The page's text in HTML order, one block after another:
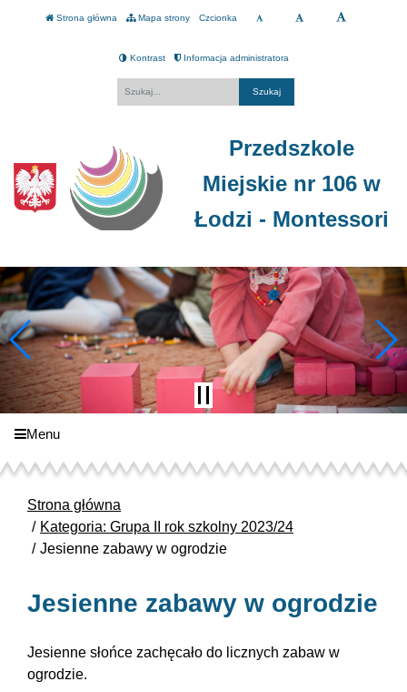
Strona główna Mapa strony Czcionka
Kontrast Informacja administratora
Przedszkole
Miejskie nr 106 w
Łodzi - Montessori
Menu
Strona główna
Kategoria: Grupa II rok szkolny 2023/24
Jesienne zabawy w ogrodzie
Jesienne zabawy w ogrodzie
Jesienne słońce zachęcało do licznych zabaw w
ogrodzie.